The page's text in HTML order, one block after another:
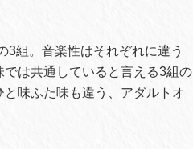
3組。音楽性はそれぞれに違う
は共通していると言える3組の
味ふた味も違う、アダルトオ